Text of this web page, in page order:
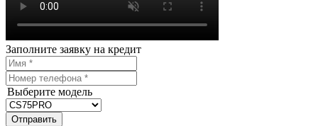
Заполните заявку на кредит
Выберите модель
Отправить